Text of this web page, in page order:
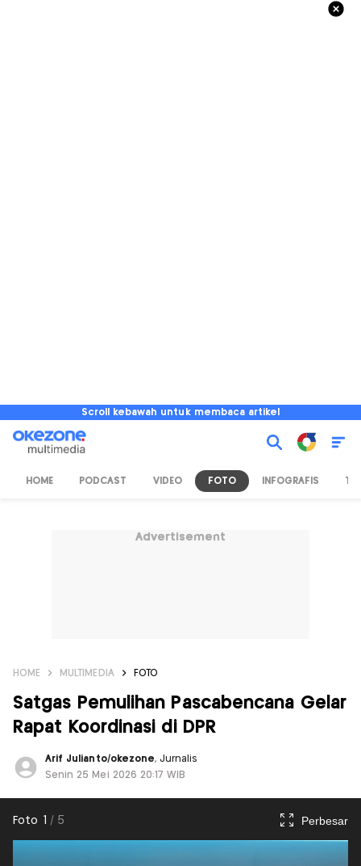
Scroll kebawah untuk membaca artikel
HOME PODCAST VIDEO FOTO INFOGRAFIS TV
Advertisement
HOME MULTIMEDIA FOTO
Satgas Pemulihan Pascabencana Gelar
Rapat Koordinasi di DPR
Arif Julianto/okezone, Jurnalis
Senin 25 Mei 2026 20:17 WIB
Foto 1 / 5 Perbesar